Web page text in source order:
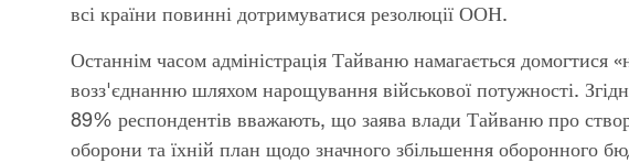
всі країни повинні дотримуватися резолюції ООН.
Останнім часом адміністрація Тайваню намагається домогтися
возз'єднанню шляхом нарощування військової потужності.
89% респондентів вважають, що заява влади Тайваню про
оборони та їхній план щодо значного збільшення оборонного